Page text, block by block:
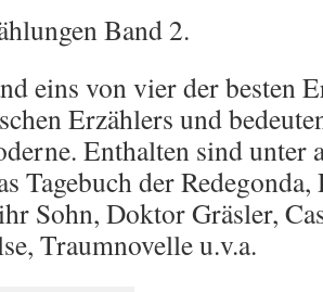
Band 2.
eins von vier der besten
Erzählers und
Enthalten sind unter
Tagebuch der
Sohn, Doktor Gräsler,
Traumnovelle u.v.a.